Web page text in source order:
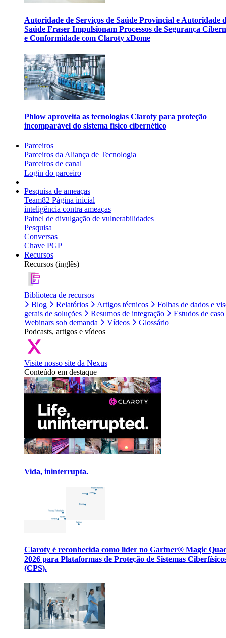
Autoridade de Serviços de Saúde Provincial e Autoridade
Saúde Fraser Impulsionam Processos de Segurança
e Conformidade com Claroty xDome
Phlow aproveita as tecnologias Claroty para proteção
incomparável do sistema físico cibernético
Parceiros
Parceiros da Aliança de Tecnologia
Parceiros de canal
Login do parceiro
Pesquisa de ameaças
Team82 Página inicial
inteligência contra ameaças
Painel de divulgação de vulnerabilidades
Pesquisa
Conversas
Chave PGP
Recursos
Recursos (inglês)
Biblioteca de recursos
Blog
Relatórios Artigos técnicos
Folhas de dados e
gerais de soluções
Resumos de integração
Estudos de caso
Webinars sob demanda
Vídeos
Glossário
Podcasts, artigos e vídeos
Visite nosso site da Nexus
Conteúdo em destaque
Vida, ininterrupta.
Claroty é reconhecida como líder no Gartner® Magic
2026 para Plataformas de Proteção de Sistemas
(CPS).